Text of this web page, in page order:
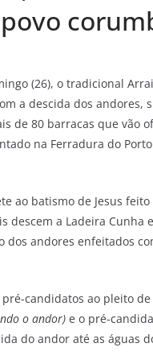
(26), o tradicional
a descida dos andores,
de 80 barracas que vão
na Ferradura do
ao batismo de Jesus feito
descem a Ladeira Cunha
andores enfeitados
candidatos ao pleito
o andor)e o pré-
do andor até as águas